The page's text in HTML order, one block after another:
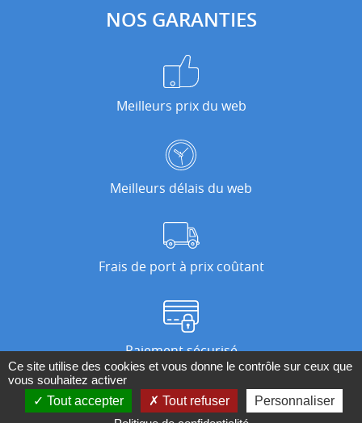
NOS GARANTIES
Meilleurs prix du web
Meilleurs délais du web
Frais de port à prix coûtant
Paiement sécurisé
Nos magasins
Ce site utilise des cookies et vous donne le contrôle sur ceux que
vous souhaitez activer
Tout accepter
Tout refuser
Personnaliser